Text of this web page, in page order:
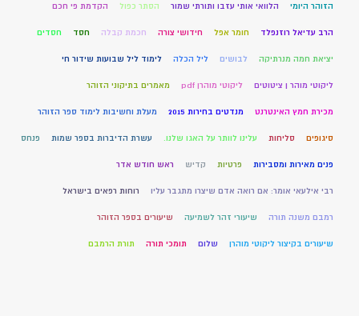
הזוהר היומי הלוואי אותי עזבו ותורתי שמור הסתר כפול הקדמת פי חכם
הרב עדיאל רוזנפלד חומר אפל חידושי צורה חכמת קבלה חסד חסדים
יציאת חמה מנרתיקה לבושים ליל הכלה לימוד ליל שבועות שידור חי
ליקוטי מוהר ן ציטוטים ליקוטי מוהרן pdf מאמרים בתיקוני הזוהר
מכירת חמץ האינטרנט מנדטים בחירות 2015 מעלת וחשיבות לימוד ספר הזוהר
סיגופים סליחות עלינו לוותר על האגו שלנו. עשרת הדיברות בספר שמות פנחס
פנים מאירות ומסבירות פרטיות קדיש ראש חודש אדר
רבי אילעאי אומר: אם רואה אדם שיצרו מתגבר עליו רוחות רפאים בישראל
רמבם משנה תורה שיעורי זהר לשמיעה שיעורים בספר הזוהר
שיעורים בקיצור ליקוטי מוהרן שלום תומכי תורה תורת הרמבם